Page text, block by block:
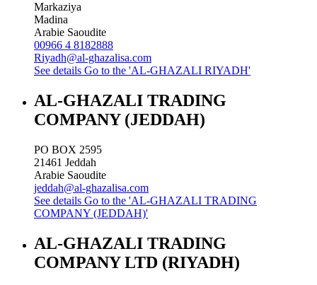
Markaziya
Madina
Arabie Saoudite
00966 4 8182888
Riyadh@al-ghazalisa.com
See details Go to the 'AL-GHAZALI RIYADH'
AL-GHAZALI TRADING
COMPANY (JEDDAH)
PO BOX 2595
21461 Jeddah
Arabie Saoudite
jeddah@al-ghazalisa.com
See details Go to the 'AL-GHAZALI TRADING
COMPANY (JEDDAH)'
AL-GHAZALI TRADING
COMPANY LTD (RIYADH)